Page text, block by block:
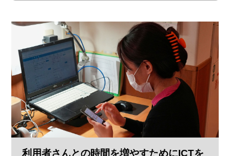
利用者さんとの時間を増やすためにICTを